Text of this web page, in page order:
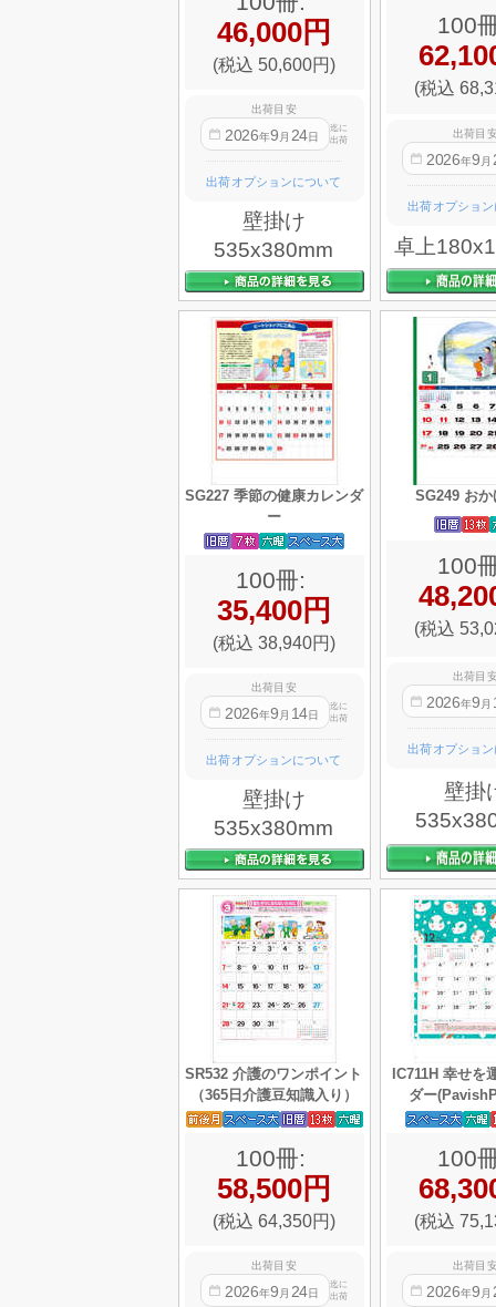
46,000円
(税込 50,600円)
出荷目安
2026年9 月 24日
迄に
出荷
出荷オプションについて
壁掛け
535x380mm
100
(税込
出荷目
2026年9 月
出荷オプショ
卓上
SG227 季節の健康カレンダ
ー
100冊:
35,400円
(税込 38,940円)
出荷目安
2026年9 月 14日
迄に
出荷
出荷オプションについて
壁掛け
535x380mm
SG249 お
100
(税込
出荷目
2026年9 月
出荷オプショ
壁掛
SR532 介護のワンポイント
（365日介護豆知識入り）
100冊:
58,500円
(税込 64,350円)
出荷目安
2026年9 月 24日
迄に
出荷
IC711H 幸せを
ダー
100
(税込
出荷目
2026年9 月